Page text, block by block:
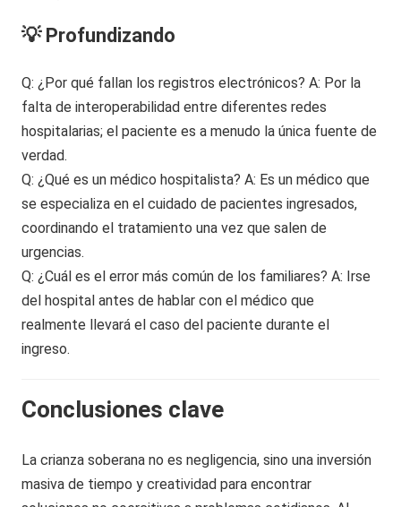
💡 Profundizando
Q: ¿Por qué fallan los registros electrónicos? A: Por la
falta de interoperabilidad entre diferentes redes
hospitalarias; el paciente es a menudo la única fuente de
verdad.
Q: ¿Qué es un médico hospitalista? A: Es un médico que
se especializa en el cuidado de pacientes ingresados,
coordinando el tratamiento una vez que salen de
urgencias.
Q: ¿Cuál es el error más común de los familiares? A: Irse
del hospital antes de hablar con el médico que
realmente llevará el caso del paciente durante el
ingreso.
Conclusiones clave
La crianza soberana no es negligencia, sino una inversión
masiva de tiempo y creatividad para encontrar